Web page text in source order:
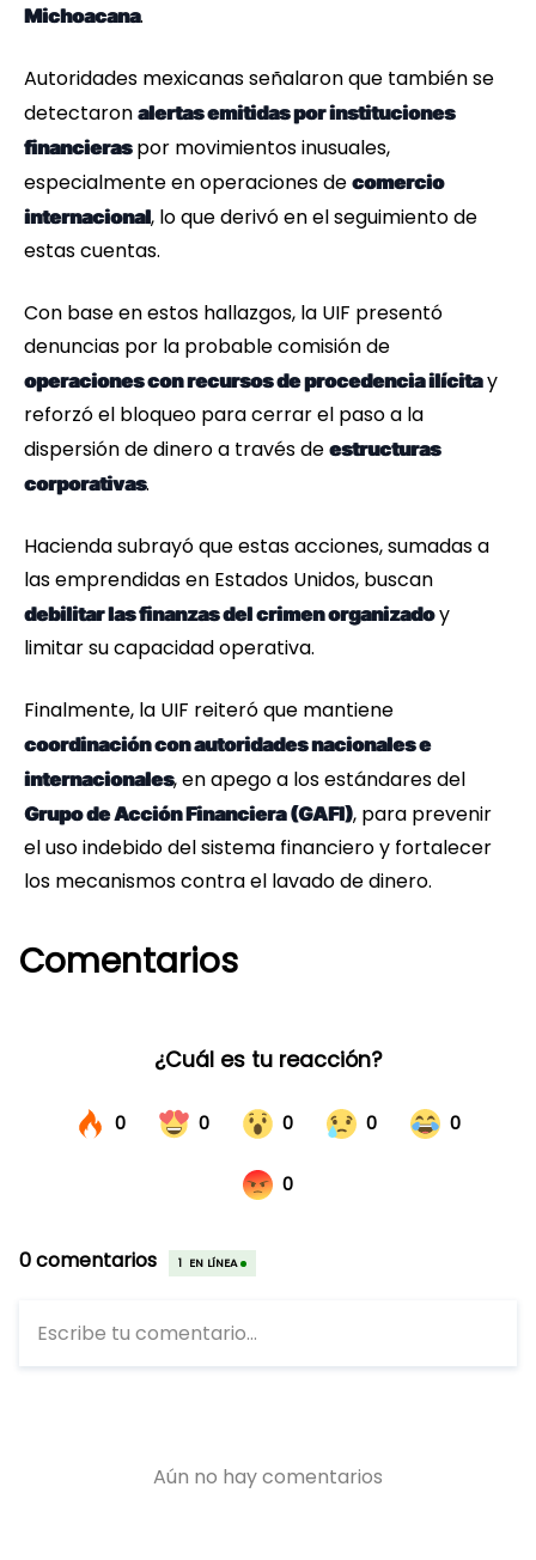
Michoacana.
Autoridades mexicanas señalaron que también se
detectaron alertas emitidas por instituciones
financieraspor movimientos inusuales,
especialmente en operaciones de comercio
internacional, lo que derivó en el seguimiento de
estas cuentas.
Con base en estos hallazgos, la UIF presentó
denuncias por la probable comisión de
operaciones con recursos de procedencia ilícitay
reforzó el bloqueo para cerrar el paso a la
dispersión de dinero a través de estructuras
corporativas.
Hacienda subrayó que estas acciones, sumadas a
las emprendidas en Estados Unidos, buscan
debilitar las finanzas del crimen organizadoy
limitar su capacidad operativa.
Finalmente, la UIF reiteró que mantiene
coordinación con autoridades nacionales e
internacionales, en apego a los estándares del
Grupo de Acción Financiera (GAFI), para prevenir
el uso indebido del sistema financiero y fortalecer
los mecanismos contra el lavado de dinero.
Comentarios